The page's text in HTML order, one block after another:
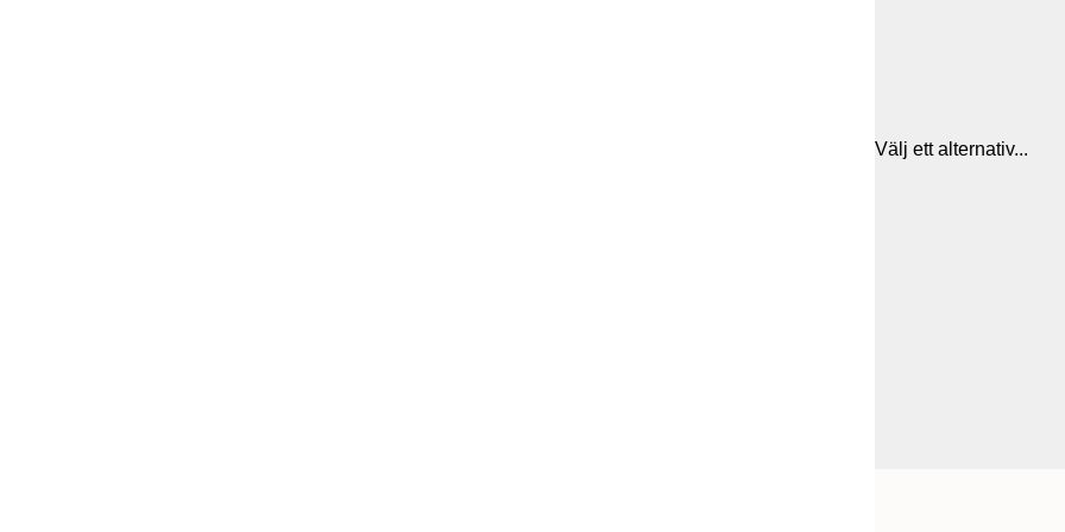
Välj ett alternativ...